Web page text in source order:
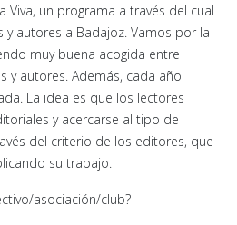
Viva, un programa a través del cual
y autores a Badajoz. Vamos por la
muy buena acogida entre
y autores. Además, cada año
La idea es que los lectores
y acercarse al tipo de
del criterio de los editores, que
su trabajo.
asociación/club?